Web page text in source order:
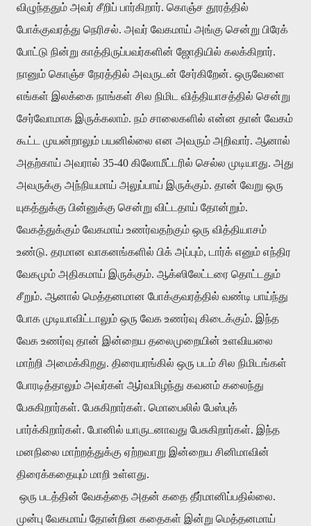
விழுந்ததும் அவர் சீறிப் பார்கிறார். கொஞ்ச தூரத்தில்
போக்குவரத்து நெரிசல். அவர் வேகமாய் அங்கு சென்று பிரேக்
போட்டு நின்று காத்திருப்பவர்களின் ஜோதியில் கலக்கிறார்.
நானும் கொஞ்ச நேரத்தில் அவருடன் சேர்கிறேன். ஒருவேளை
எங்கள் இலக்கை நாங்கள் சில நிமிட வித்தியாசத்தில் சென்று
சேர்வோமாக இருக்கலாம். நம் சாலைகளில் என்ன தான் வேகம்
கூட்ட முயன்றாலும் பயனில்லை என அவரும் அறிவார். ஆனால்
அதற்காய் அவரால் 35-40 கிலோமீட்டரில் செல்ல முடியாது. அது
அவருக்கு அந்நியமாய் அலுப்பாய் இருக்கும். தான் வேறு ஒரு
யுகத்துக்கு பின்னுக்கு சென்று விட்டதாய் தோன்றும்.
வேகத்துக்கும் வேகமாய் உணர்வதற்கும் ஒரு வித்தியாசம்
உண்டு. தரமான வாகனங்களில் பிக் அப்பும், டார்க் எனும் எந்திர
வேகமும் அதிகமாய் இருக்கும். ஆக்ஸிலேட்டரை தொட்டதும்
சீறும். ஆனால் மெத்தனமான போக்குவரத்தில் வண்டி பாய்ந்து
போக முடியாவிட்டாலும் ஒரு வேக உணர்வு கிடைக்கும். இந்த
வேக உணர்வு தான் இன்றைய தலைமுறையின் உளவியலை
மாற்றி அமைக்கிறது. திரையரங்கில் ஒரு படம் சில நிமிடங்கள்
போரடித்தாலும் அவர்கள் ஆர்வமிழந்து கவனம் கலைந்து
பேசுகிறார்கள். பேசுகிறார்கள். மொபைலில் பேஸ்புக்
பார்க்கிறார்கள். போனில் யாருடனாவது பேசுகிறார்கள். இந்த
மனநிலை மாற்றத்துக்கு ஏற்றவாறு இன்றைய சினிமாவின்
திரைக்கதையும் மாறி உள்ளது.
ஒரு படத்தின் வேகத்தை அதன் கதை தீர்மானிப்பதில்லை.
முன்பு வேகமாய் தோன்றின கதைகள் இன்று மெத்தனமாய்